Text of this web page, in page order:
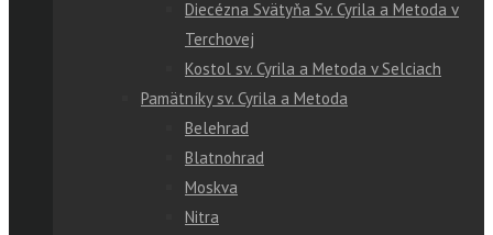
Diecézna Svätyňa Sv. Cyrila a Metoda v
Terchovej
Kostol sv. Cyrila a Metoda v Selciach
Pamätníky sv. Cyrila a Metoda
Belehrad
Blatnohrad
Moskva
Nitra